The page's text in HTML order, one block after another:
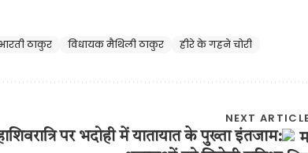
ठाकुर विधायक मैथिली ठाकुर हीरे के गहने चोरी
NEXT
पर भदोही में यातायात के पुख्ता इंतजाम: